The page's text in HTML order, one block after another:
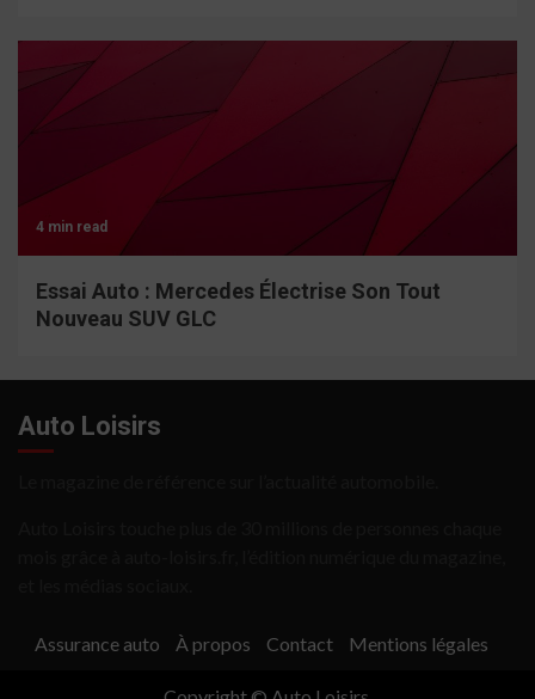
4 min read
Essai Auto : Mercedes Électrise Son Tout
Nouveau SUV GLC
Auto Loisirs
Assurance auto À propos Contact Mentions légales